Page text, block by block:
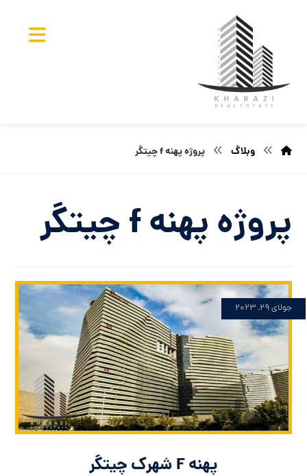
وبلاگ پروژه پهنه f چیتگر
پروژه پهنه f چیتگر
پهنه F شهرک چیتگر
جولای ۲۹, ۲۰۲۳